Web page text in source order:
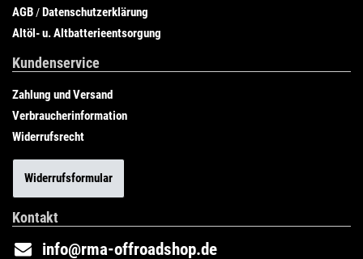
AGB /Datenschutzerklärung
Altöl- u. Altbatterieentsorgung
Kundenservice
Zahlung und Versand
Verbraucherinformation
Widerrufsrecht
Widerrufsformular
Kontakt
info@rma-offroadshop.de